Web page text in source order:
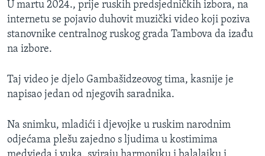
U martu 2024., prije ruskih predsjedničkih izbora, na
internetu se pojavio duhovit muzički video koji poziva
stanovnike centralnog ruskog grada Tambova da izađu
na izbore.
Taj video je djelo Gambašidzeovog tima, kasnije je
napisao jedan od njegovih saradnika.
Na snimku, mladići i djevojke u ruskim narodnim
odjećama plešu zajedno s ljudima u kostimima